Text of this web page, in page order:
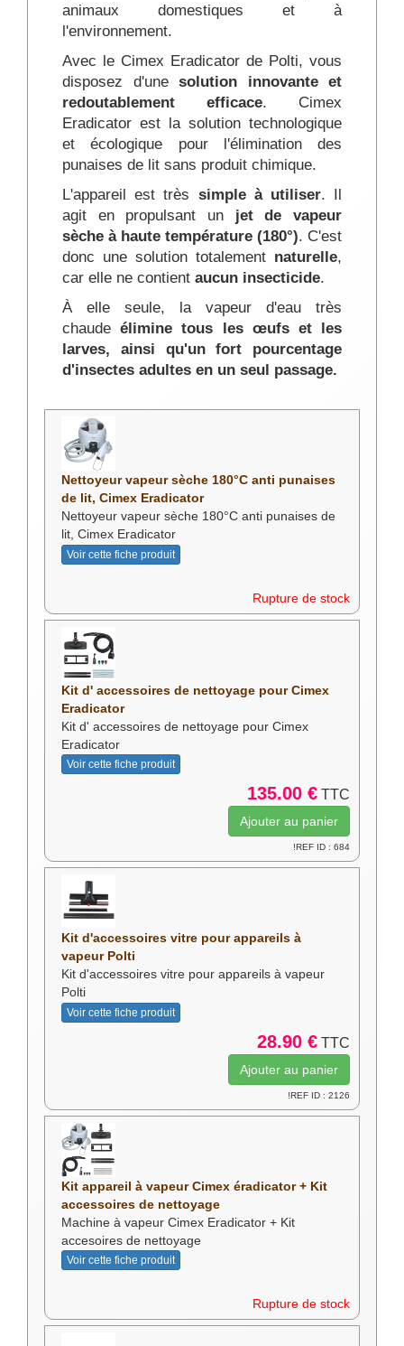
animaux domestiques et à
l'environnement.
Avec le Cimex Eradicator de Polti, vous
disposez d'une solution innovante et
redoutablement efficace. Cimex
Eradicator est la solution technologique
et écologique pour l'élimination des
punaises de lit sans produit chimique.
L'appareil est très simple à utiliser. Il
agit en propulsant un jet de vapeur
sèche à haute température (180°). C'est
donc une solution totalement naturelle,
car elle ne contient aucun insecticide.
À elle seule, la vapeur d'eau très
chaudeélimine tous les œufs et les
larves, ainsi qu'un fort pourcentage
d'insectes adultes en un seul passage.
Nettoyeur vapeur sèche 180°C anti punaises
de lit, Cimex Eradicator
Nettoyeur vapeur sèche 180°C anti punaises de
lit, Cimex Eradicator
Voir cette fiche produit
Rupture de stock
Kit d' accessoires de nettoyage pour Cimex
Eradicator
Kit d' accessoires de nettoyage pour Cimex
Eradicator
Voir cette fiche produit
135.00 € TTC
!REF ID : 684
Kit d'accessoires vitre pour appareils à
vapeur Polti
Kit d'accessoires vitre pour appareils à vapeur
Polti
Voir cette fiche produit
28.90 € TTC
!REF ID : 2126
Kit appareil à vapeur Cimex éradicator + Kit
accessoires de nettoyage
Machine à vapeur Cimex Eradicator + Kit
accesoires de nettoyage
Voir cette fiche produit
Rupture de stock